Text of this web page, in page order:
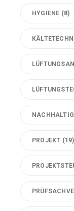
HYGIENE (8)
PROJEKT (19)